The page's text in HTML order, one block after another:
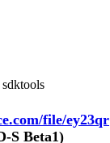
file/ey23qr
Beta1)